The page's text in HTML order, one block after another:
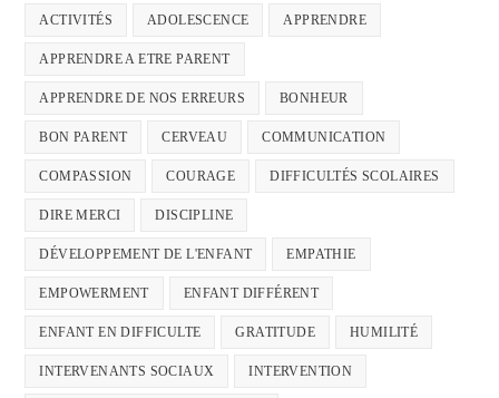
ACTIVITÉS ADOLESCENCE APPRENDRE
APPRENDRE A ETRE PARENT
APPRENDRE DE NOS ERREURS BONHEUR
BON PARENT CERVEAU COMMUNICATION
COMPASSION COURAGE DIFFICULTÉS SCOLAIRES
DIRE MERCI DISCIPLINE
DÉVELOPPEMENT DE L'ENFANT EMPATHIE
EMPOWERMENT ENFANT DIFFÉRENT
ENFANT EN DIFFICULTE GRATITUDE HUMILITÉ
INTERVENANTS SOCIAUX INTERVENTION